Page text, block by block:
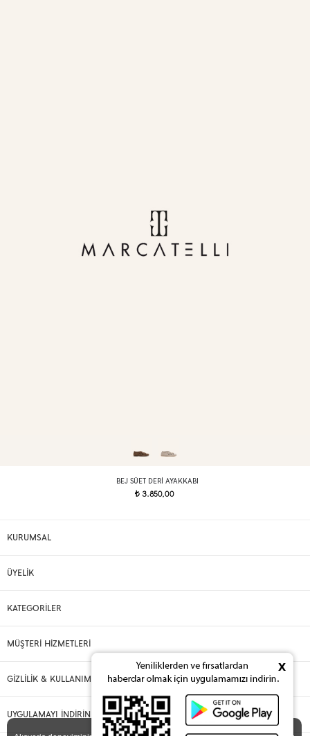
BEJ SÜET DERI AYAKKABI
t3.850,00
KURUMSAL
ÜYELİK
KATEGORİLER
MÜŞTERİ HİZMETLERİ
GİZLİLİK & KULLANIM
UYGULAMAYI İNDİRİN
x